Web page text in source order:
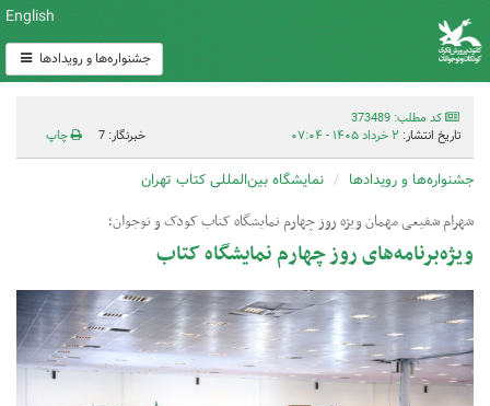
English
جشنواره‌ها و رویدادها
کد مطلب: 373489
تاریخ انتشار: ۲ خرداد ۱۴۰۵ - ۰۷:۰۴ خبرنگار: 7 چاپ
جشنواره‌ها و رویدادها نمایشگاه بین‌المللی کتاب تهران
شهرام شفیعی مهمان ویژه روز چهارم نمایشگاه کتاب کودک و نوجوان؛
ویژه‌برنامه‌های روز چهارم نمایشگاه کتاب